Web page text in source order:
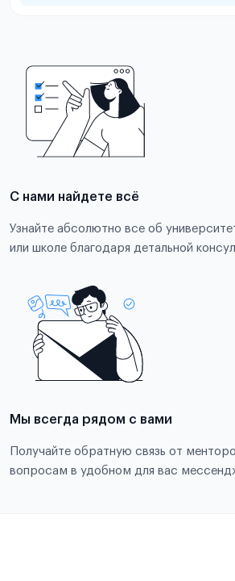
С нами найдете всё
Узнайте абсолютно все об
или школе благодаря детальной
Мы всегда рядом с вами
Получайте обратную связь от
вопросам в удобном для вас